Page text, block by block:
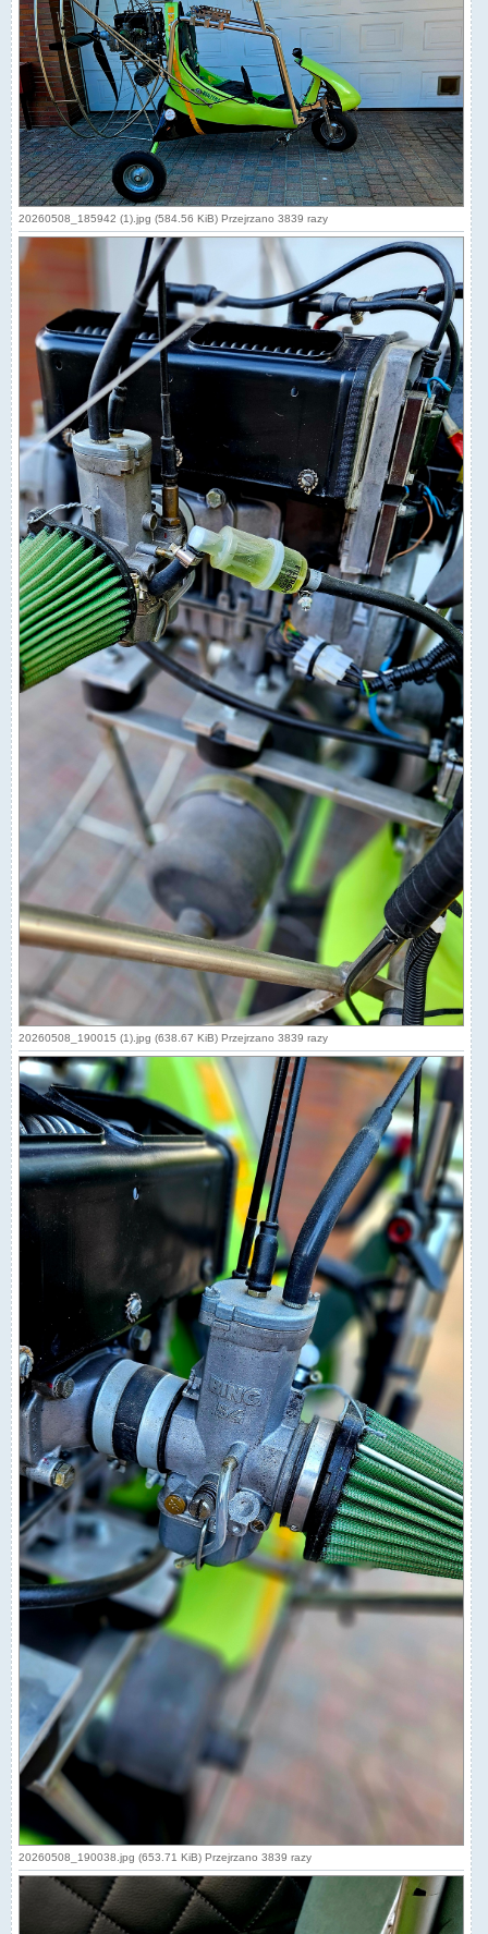
20260508_185942 (1).jpg (584.56 KiB) Przejrzano 3839 razy
20260508_190015 (1).jpg (638.67 KiB) Przejrzano 3839 razy
20260508_190038.jpg (653.71 KiB) Przejrzano 3839 razy